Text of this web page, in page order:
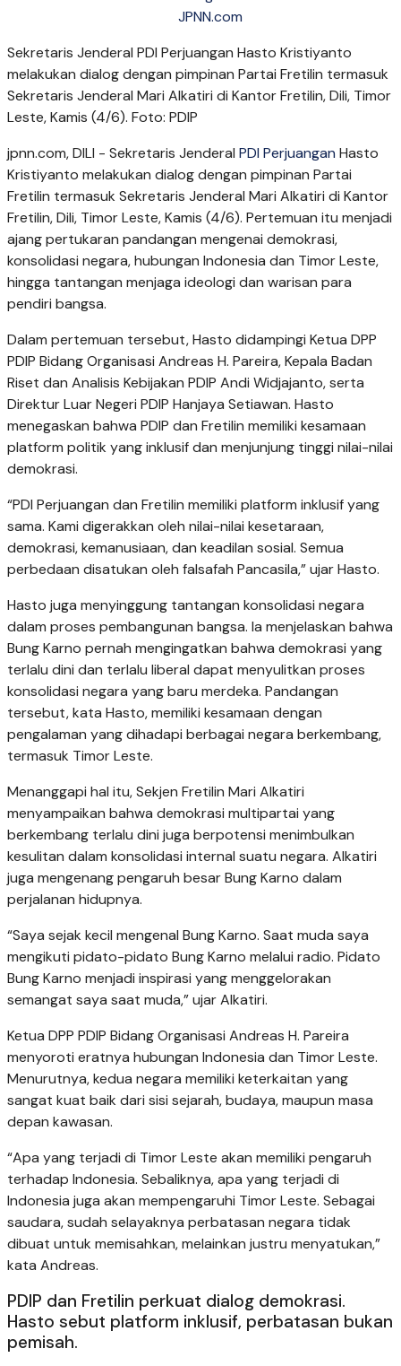
Sekretaris Jenderal PDI Perjuangan Hasto Kristiyanto
melakukan dialog dengan pimpinan Partai Fretilin termasuk
Sekretaris Jenderal Mari Alkatiri di Kantor Fretilin, Dili, Timor
Leste, Kamis (4/6). Foto: PDIP
jpnn.com, DILI - Sekretaris Jenderal PDI Perjuangan Hasto
Kristiyanto melakukan dialog dengan pimpinan Partai
Fretilin termasuk Sekretaris Jenderal Mari Alkatiri di Kantor
Fretilin, Dili, Timor Leste, Kamis (4/6). Pertemuan itu menjadi
ajang pertukaran pandangan mengenai demokrasi,
konsolidasi negara, hubungan Indonesia dan Timor Leste,
hingga tantangan menjaga ideologi dan warisan para
pendiri bangsa.
Dalam pertemuan tersebut, Hasto didampingi Ketua DPP
PDIP Bidang Organisasi Andreas H. Pareira, Kepala Badan
Riset dan Analisis Kebijakan PDIP Andi Widjajanto, serta
Direktur Luar Negeri PDIP Hanjaya Setiawan. Hasto
menegaskan bahwa PDIP dan Fretilin memiliki kesamaan
platform politik yang inklusif dan menjunjung tinggi nilai-nilai
demokrasi.
“PDI Perjuangan dan Fretilin memiliki platform inklusif yang
sama. Kami digerakkan oleh nilai-nilai kesetaraan,
demokrasi, kemanusiaan, dan keadilan sosial. Semua
perbedaan disatukan oleh falsafah Pancasila,” ujar Hasto.
Hasto juga menyinggung tantangan konsolidasi negara
dalam proses pembangunan bangsa. Ia menjelaskan bahwa
Bung Karno pernah mengingatkan bahwa demokrasi yang
terlalu dini dan terlalu liberal dapat menyulitkan proses
konsolidasi negara yang baru merdeka. Pandangan
tersebut, kata Hasto, memiliki kesamaan dengan
pengalaman yang dihadapi berbagai negara berkembang,
termasuk Timor Leste.
Menanggapi hal itu, Sekjen Fretilin Mari Alkatiri
menyampaikan bahwa demokrasi multipartai yang
berkembang terlalu dini juga berpotensi menimbulkan
kesulitan dalam konsolidasi internal suatu negara. Alkatiri
juga mengenang pengaruh besar Bung Karno dalam
perjalanan hidupnya.
“Saya sejak kecil mengenal Bung Karno. Saat muda saya
mengikuti pidato-pidato Bung Karno melalui radio. Pidato
Bung Karno menjadi inspirasi yang menggelorakan
semangat saya saat muda,” ujar Alkatiri.
Ketua DPP PDIP Bidang Organisasi Andreas H. Pareira
menyoroti eratnya hubungan Indonesia dan Timor Leste.
Menurutnya, kedua negara memiliki keterkaitan yang
sangat kuat baik dari sisi sejarah, budaya, maupun masa
depan kawasan.
“Apa yang terjadi di Timor Leste akan memiliki pengaruh
terhadap Indonesia. Sebaliknya, apa yang terjadi di
Indonesia juga akan mempengaruhi Timor Leste. Sebagai
saudara, sudah selayaknya perbatasan negara tidak
dibuat untuk memisahkan, melainkan justru menyatukan,”
kata Andreas.
PDIP dan Fretilin perkuat dialog demokrasi.
Hasto sebut platform inklusif, perbatasan bukan
pemisah.